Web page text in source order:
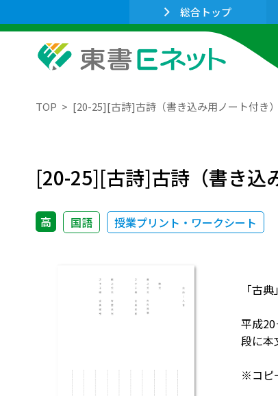
総合トップ
TOP [20-25][古詩]古詩（書き込み用ノート付き）
[20-25][古詩]古詩（書き込
高 国語 授業プリント・ワークシート
「古
平成
段に本
※コピ